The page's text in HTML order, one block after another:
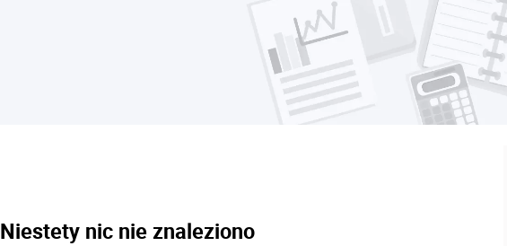
Niestety nic nie znaleziono